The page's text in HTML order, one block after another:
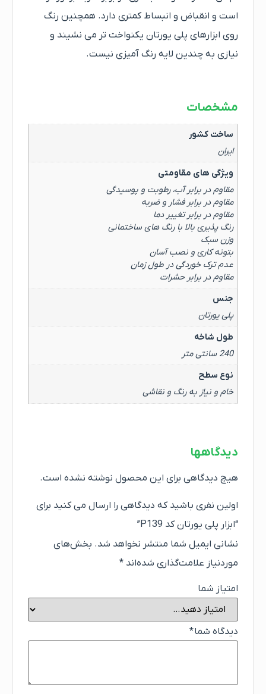
است و انقباض و انبساط کمتری دارد. همچنین رنگ
روی ابزارهای پلی یورتان یکنواخت تر می نشیند و
نیازی به چندین لایه رنگ آمیزی نیست.
مشخصات
ساخت کشور
ایران
ویژگی های مقاومتی
مقاوم در برابر آب، رطوبت و پوسیدگی
مقاوم در برابر فشار و ضربه
مقاوم در برابر تغییر دما
رنگ پذیری بالا با رنگ های ساختمانی
وزن سبک
بتونه کاری و نصب آسان
عدم ترک خوردگی در طول زمان
مقاوم در برابر حشرات
جنس
پلی یورتان
طول شاخه
240 سانتی متر
نوع سطح
خام و نیاز به رنگ و نقاشی
دیدگاهها
هیچ دیدگاهی برای این محصول نوشته نشده است.
اولین نفری باشید که دیدگاهی را ارسال می کنید برای
“ابزار پلی یورتان کد P139”
نشانی ایمیل شما منتشر نخواهد شد. بخش‌های
موردنیاز علامت‌گذاری شده‌اند *
امتیاز شما
دیدگاه شما*